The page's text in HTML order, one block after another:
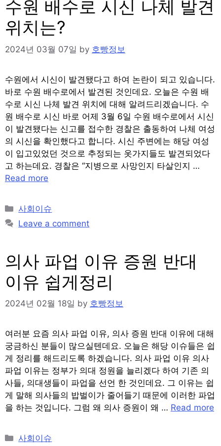
수원 배수로 시신 나체 발견
위치는?
2024년 03월 07일 by 호빵정보
수원에서 시신이 발견됐다고 하여 논란이 되고 있습니다.
바로 수원 배수로에서 발견된 것인데요. 오늘은 수원 배
수로 시신 나체 발견 위치에 대해 알려드리겠습니다. 수
원 배수로 시신 바로 어제 3월 6일 수원 배수로에서 시신
이 발견됐다는 신고를 접수한 경찰은 출동하여 나체 여성
의 시신을 확인했다고 합니다. 시신 주변에는 해당 여성
이 입고있었던 것으로 추정되는 옷가지들도 발견되었다
고 하는데요. 경찰은 “지병으로 사망인지 타살인지 …
Read more
Categories
사회이슈
Leave a comment
의사 파업 이유 증원 반대
이유 쉽게정리
2024년 02월 18일 by 호빵정보
여러분 요즘 의사 파업 이유, 의사 증원 반대 이유에 대해
궁금하신 분들이 많으실텐데요. 오늘은 해당 이슈들은 쉽
게 정리를 해드리도록 하겠습니다. 의사 파업 이유 의사
파업 이유는 정부가 의대 정원을 늘리겠다 하여 기존 의
사들, 의대생들이 파업을 선언 한 것인데요. 그 이유는 쉽
게 말해 의사들의 밥벌이가 줄어들기 때문에 이러한 파업
을 하는 것입니다. 그럼 왜 의사 증원이 왜 … Read more
Categories
사회이슈